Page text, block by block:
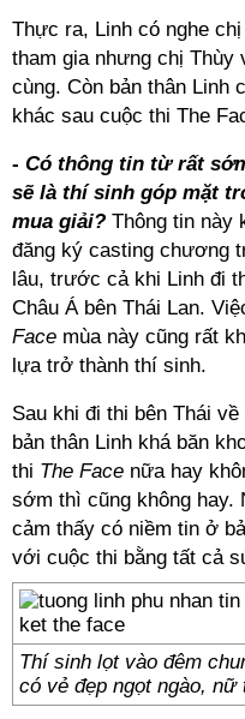
Thực ra, Linh có nghe
tham gia nhưng chị Thùy
cùng. Còn bản thân Linh
khác sau cuộc thi The
- Có thông tin từ rất
sẽ là thí sinh góp mặt
mua giải? Thông tin này
đăng ký casting chương
lâu, trước cả khi Linh đi
Châu Á bên Thái Lan.
Face mùa này cũng rất
lựa trở thành thí sinh.
Sau khi đi thi bên Thái
bản thân Linh khá băn
thi The Face nữa hay
sớm thì cũng không hay.
cảm thấy có niềm tin ở
với cuộc thi bằng tất cả
Thí sinh lọt vào đêm
có vẻ đẹp ngọt ngào, nữ